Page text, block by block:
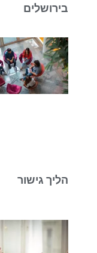
בירושלים
הליך גישור